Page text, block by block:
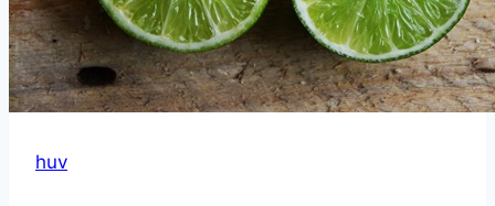
적
인
저
녁
huv